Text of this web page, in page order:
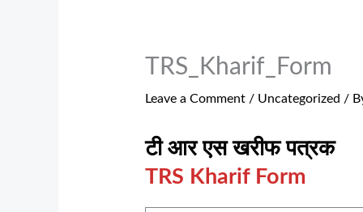
TRS_Kharif_Form
Leave a Comment / Uncategorized /
टी आर एस खरीफ पत्रक
TRS Kharif Form